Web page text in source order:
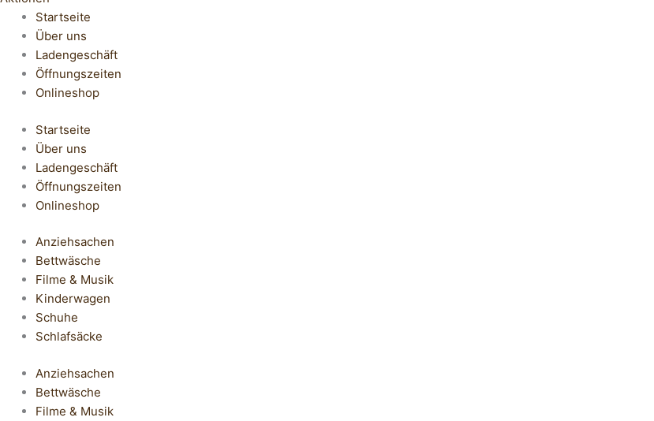
Startseite
Über uns
Ladengeschäft
Öffnungszeiten
Onlineshop
Startseite
Über uns
Ladengeschäft
Öffnungszeiten
Onlineshop
Anziehsachen
Bettwäsche
Filme & Musik
Kinderwagen
Schuhe
Schlafsäcke
Anziehsachen
Bettwäsche
Filme & Musik